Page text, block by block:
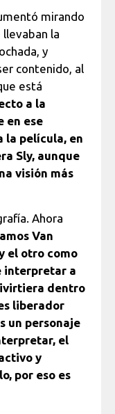
mirando
la
y
contenido, al
está
a la
en ese
la película, en
Sly, aunque
visión más
Ahora
Van
el otro como
interpretar a
dentro
liberador
un personaje
el
y
por eso es